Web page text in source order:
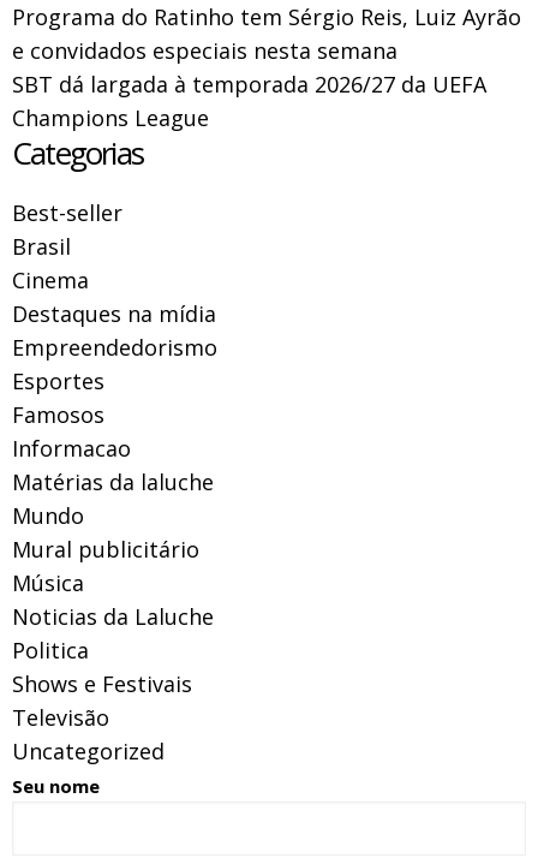
Programa do Ratinho tem Sérgio Reis, Luiz Ayrão
e convidados especiais nesta semana
SBT dá largada à temporada 2026/27 da UEFA
Champions League
Categorias
Best-seller
Brasil
Cinema
Destaques na mídia
Empreendedorismo
Esportes
Famosos
Informacao
Matérias da laluche
Mundo
Mural publicitário
Música
Noticias da Laluche
Politica
Shows e Festivais
Televisão
Uncategorized
Seu nome